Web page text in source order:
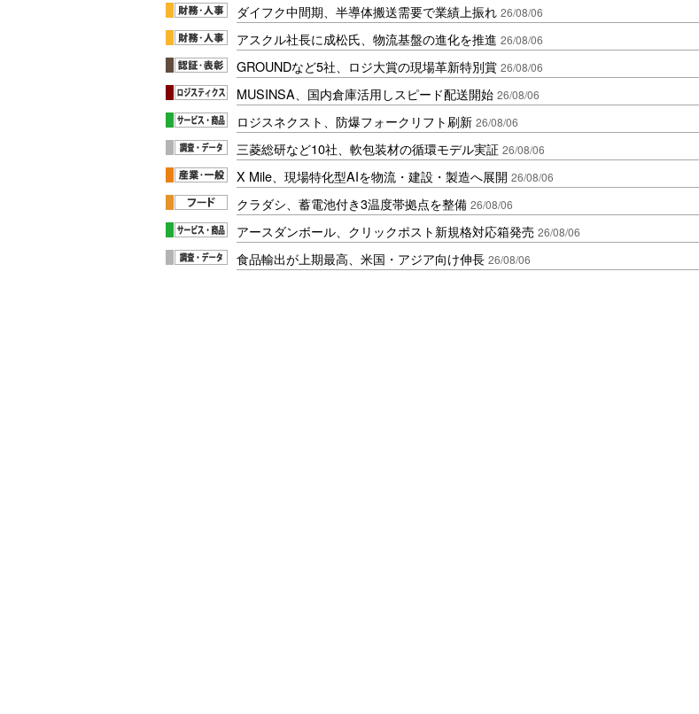
ダイフク中間期、半導体搬送需要で業績上振れ 26/08/06
アスクル社長に成松氏、物流基盤の進化を推進 26/08/06
GROUNDなど5社、ロジ大賞の現場革新特別賞 26/08/06
MUSINSA、国内倉庫活用しスピード配送開始 26/08/06
ロジスネクスト、防爆フォークリフト刷新 26/08/06
三菱総研など10社、軟包装材の循環モデル実証 26/08/06
X Mile、現場特化型AIを物流・建設・製造へ展開 26/08/06
クラダシ、蓄電池付き3温度帯拠点を整備 26/08/06
アースダンボール、クリックポスト新規格対応箱発売 26/08/06
食品輸出が上期最高、米国・アジア向け伸長 26/08/06